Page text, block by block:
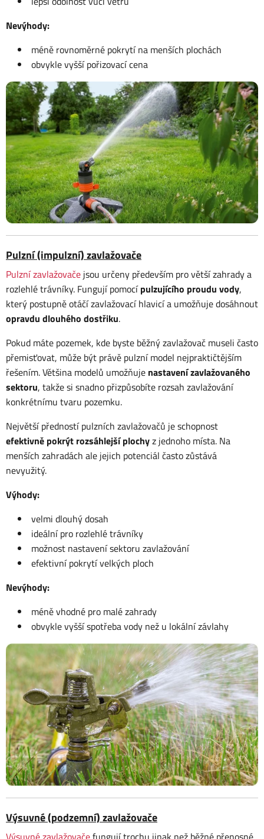
Nevýhody:
méně rovnoměrné pokrytí na menších plochách
obvykle vyšší pořizovací cena
Pulzní (impulzní) zavlažovače
Pulzní zavlažovače jsou určeny především pro větší zahrady a
rozlehlé trávníky. Fungují pomocípulzujícího proudu vody,
který postupně otáčí zavlažovací hlavicí a umožňuje dosáhnout
opravdu dlouhého dostřiku.
Pokud máte pozemek, kde byste běžný zavlažovač museli často
přemisťovat, může být právě pulzní model nejpraktičtějším
řešením. Většina modelů umožňuje nastavení zavlažovaného
sektoru, takže si snadno přizpůsobíte rozsah zavlažování
konkrétnímu tvaru pozemku.
Největší předností pulzních zavlažovačů je schopnost
efektivně pokrýt rozsáhlejší plochyz jednoho místa. Na
menších zahradách ale jejich potenciál často zůstává
nevyužitý.
Výhody:
velmi dlouhý dosah
ideální pro rozlehlé trávníky
možnost nastavení sektoru zavlažování
efektivní pokrytí velkých ploch
Nevýhody:
méně vhodné pro malé zahrady
obvykle vyšší spotřeba vody než u lokální závlahy
Výsuvné (podzemní) zavlažovače